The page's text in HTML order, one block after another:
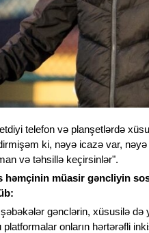
telefon və planşetlərdə
ki, nəyə icazə var,
və təhsillə keçirsinlər".
həmçinin müasir gəncliyin
gənclərin, xüsusilə də
onların hərtərəfli